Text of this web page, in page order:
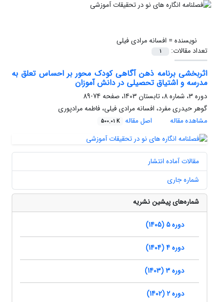
نویسنده = افسانه مرادی فیلی
تعداد مقالات:
1
اثربخشی برنامه ذهن‏ آگاهی کودک محور بر احساس تعلق به
مدرسه و اشتیاق تحصیلی در دانش ‏آموزان
دوره 3، شماره 8، تابستان 1403، صفحه
74-89
گوهر حیدری مفرد، افسانه مرادی فیلی، فاطمه مرادپوری
مشاهده مقاله
اصل مقاله 500.01 K
مقالات آماده انتشار
شماره جاری
شماره‌های پیشین نشریه
دوره 5 (1405)
دوره 4 (1404)
دوره 3 (1403)
دوره 2 (1402)